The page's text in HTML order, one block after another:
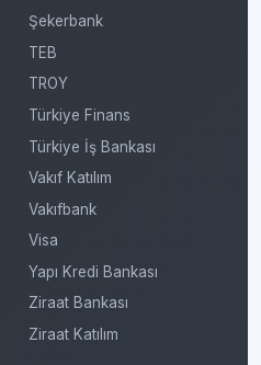
Şekerbank
TEB
TROY
Türkiye Finans
Türkiye İş Bankası
Vakıf Katılım
Vakıfbank
Visa
Yapı Kredi Bankası
Ziraat Bankası
Ziraat Katılım